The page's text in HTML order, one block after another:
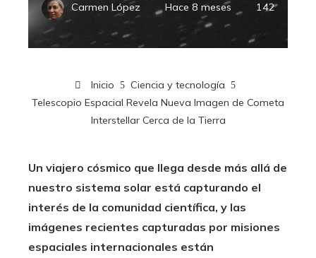
Carmen López Hace 8 meses 142
Inicio
Ciencia y tecnología
Telescopio Espacial Revela Nueva Imagen de Cometa
Interstellar Cerca de la Tierra
Un viajero cósmico que llega desde más allá de
nuestro sistema solar está capturando el
interés de la comunidad científica, y las
imágenes recientes capturadas por misiones
espaciales internacionales están